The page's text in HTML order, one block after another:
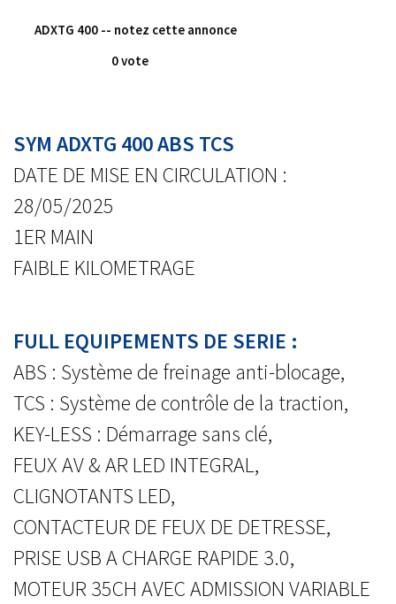
ADXTG 400 -- notez cette annonce
0 vote
SYM ADXTG 400 ABS TCS
DATE DE MISE EN CIRCULATION :
28/05/2025
1ER MAIN
FAIBLE KILOMETRAGE
FULL EQUIPEMENTS DE SERIE :
ABS : Système de freinage anti-blocage,
TCS : Système de contrôle de la traction,
KEY-LESS : Démarrage sans clé,
FEUX AV & AR LED INTEGRAL,
CLIGNOTANTS LED,
CONTACTEUR DE FEUX DE DETRESSE,
PRISE USB A CHARGE RAPIDE 3.0,
MOTEUR 35CH AVEC ADMISSION VARIABLE